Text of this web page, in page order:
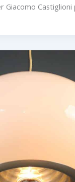
Giacomo Castiglioni